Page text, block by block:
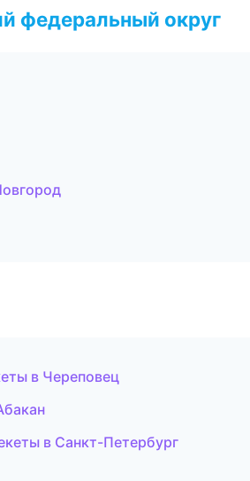
федеральный округ
в Череповец
в Санкт-Петербург